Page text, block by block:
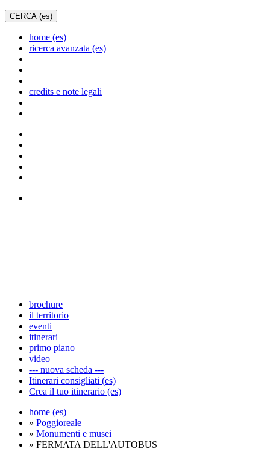
home (es)
ricerca avanzata (es)
credits e note legali
brochure
il territorio
eventi
itinerari
primo piano
video
--- nuova scheda ---
Itinerari consigliati (es)
Crea il tuo itinerario (es)
home (es)
» Poggioreale
» Monumenti e musei
» FERMATA DELL'AUTOBUS